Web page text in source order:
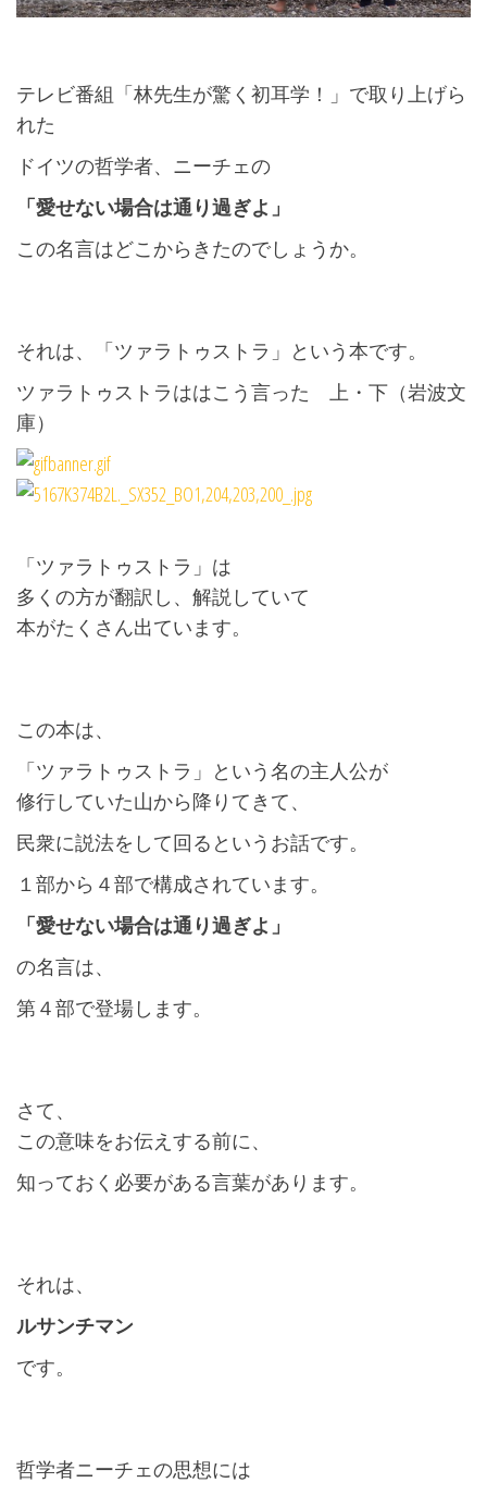
テレビ番組「林先生が驚く初耳学！」で取り上げら
れた
ドイツの哲学者、ニーチェの
「愛せない場合は通り過ぎよ」
この名言はどこからきたのでしょうか。
それは、「ツァラトゥストラ」という本です。
ツァラトゥストラははこう言った 上・下（岩波文
庫）
「ツァラトゥストラ」は
多くの方が翻訳し、解説していて
本がたくさん出ています。
この本は、
「ツァラトゥストラ」という名の主人公が
修行していた山から降りてきて、
民衆に説法をして回るというお話です。
１部から４部で構成されています。
「愛せない場合は通り過ぎよ」
の名言は、
第４部で登場します。
さて、
この意味をお伝えする前に、
知っておく必要がある言葉があります。
それは、
ルサンチマン
です。
哲学者ニーチェの思想には